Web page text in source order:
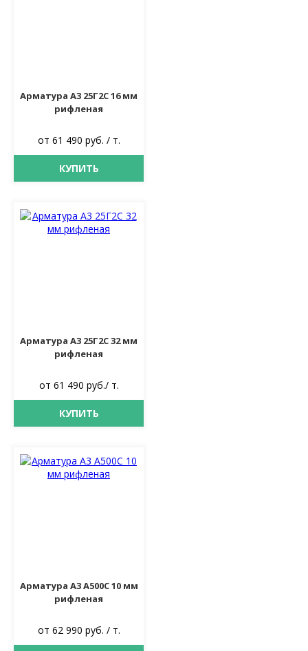
Арматура А3 25Г2С 16 мм
рифленая
от 61 490 руб. / т.
КУПИТЬ
Арматура А3 25Г2С 32 мм
рифленая
от 61 490 руб./ т.
КУПИТЬ
Арматура А3 А500С 10 мм
рифленая
от 62 990 руб. / т.